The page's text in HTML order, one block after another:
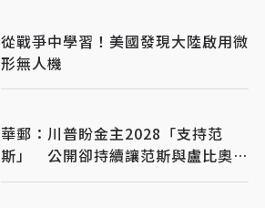
從戰爭中學習！美國發現大陸啟用微
形無人機
華郵：川普盼金主2028「支持范
斯」 公開卻持續讓范斯與盧比奧較
勁接班